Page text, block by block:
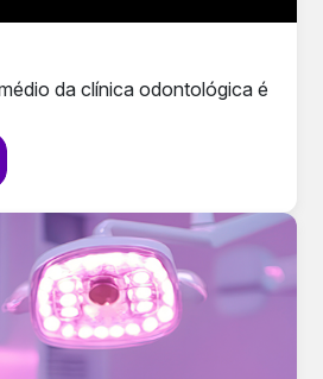
da clínica odontológica é